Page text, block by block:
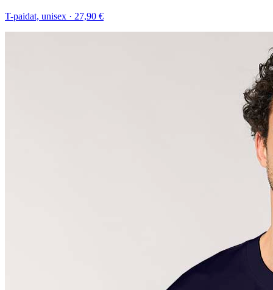
T-paidat, unisex · 27,90 €